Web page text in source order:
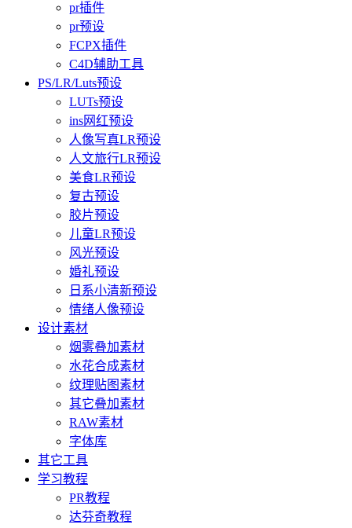
pr插件
pr预设
FCPX插件
C4D辅助工具
PS/LR/Luts预设
LUTs预设
ins网红预设
人像写真LR预设
人文旅行LR预设
美食LR预设
复古预设
胶片预设
儿童LR预设
风光预设
婚礼预设
日系小清新预设
情绪人像预设
设计素材
烟雾叠加素材
水花合成素材
纹理贴图素材
其它叠加素材
RAW素材
字体库
其它工具
学习教程
PR教程
达芬奇教程